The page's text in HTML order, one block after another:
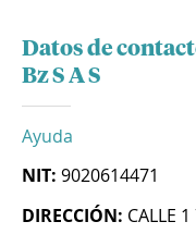
Datos de
Bz S A S
Ayuda
NIT: 9020614471
DIRECCIÓN: CALLE